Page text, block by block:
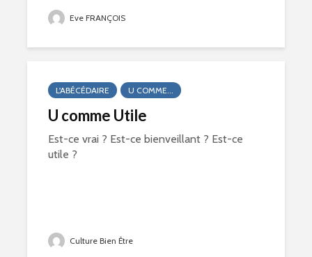
Eve FRANÇOIS
L'ABÉCÉDAIRE U COMME...
U comme Utile
Est-ce vrai ? Est-ce bienveillant ? Est-ce
utile ?
Culture Bien Être